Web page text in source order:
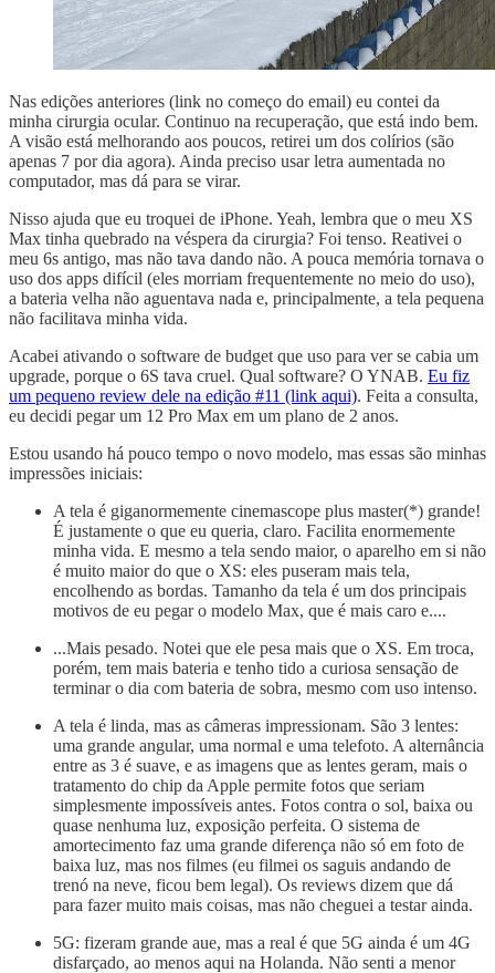
Nas edições anteriores (link no começo do email) eu contei da
minha cirurgia ocular. Continuo na recuperação, que está indo bem.
A visão está melhorando aos poucos, retirei um dos colírios (são
apenas 7 por dia agora). Ainda preciso usar letra aumentada no
computador, mas dá para se virar.
Nisso ajuda que eu troquei de iPhone. Yeah, lembra que o meu XS
Max tinha quebrado na véspera da cirurgia? Foi tenso. Reativei o
meu 6s antigo, mas não tava dando não. A pouca memória tornava o
uso dos apps difícil (eles morriam frequentemente no meio do uso),
a bateria velha não aguentava nada e, principalmente, a tela pequena
não facilitava minha vida.
Acabei ativando o software de budget que uso para ver se cabia um
upgrade, porque o 6S tava cruel. Qual software? O YNAB. Eu fiz
um pequeno review dele na edição #11 (link aqui). Feita a consulta,
eu decidi pegar um 12 Pro Max em um plano de 2 anos.
Estou usando há pouco tempo o novo modelo, mas essas são minhas
impressões iniciais:
A tela é giganormemente cinemascope plus master(*) grande!
É justamente o que eu queria, claro. Facilita enormemente
minha vida. E mesmo a tela sendo maior, o aparelho em si não
é muito maior do que o XS: eles puseram mais tela,
encolhendo as bordas. Tamanho da tela é um dos principais
motivos de eu pegar o modelo Max, que é mais caro e....
...Mais pesado. Notei que ele pesa mais que o XS. Em troca,
porém, tem mais bateria e tenho tido a curiosa sensação de
terminar o dia com bateria de sobra, mesmo com uso intenso.
A tela é linda, mas as câmeras impressionam. São 3 lentes:
uma grande angular, uma normal e uma telefoto. A alternância
entre as 3 é suave, e as imagens que as lentes geram, mais o
tratamento do chip da Apple permite fotos que seriam
simplesmente impossíveis antes. Fotos contra o sol, baixa ou
quase nenhuma luz, exposição perfeita. O sistema de
amortecimento faz uma grande diferença não só em foto de
baixa luz, mas nos filmes (eu filmei os saguis andando de
trenó na neve, ficou bem legal). Os reviews dizem que dá
para fazer muito mais coisas, mas não cheguei a testar ainda.
5G: fizeram grande aue, mas a real é que 5G ainda é um 4G
disfarçado, ao menos aqui na Holanda. Não senti a menor